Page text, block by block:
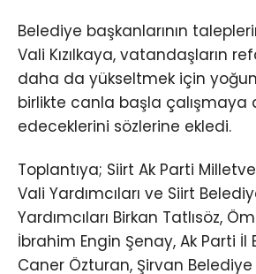
Belediye başkanlarının
Vali Kızılkaya, vatandaşların
daha da yükseltmek için
birlikte canla başla çalışmaya
edeceklerini sözlerine ekledi.
Toplantıya; Siirt Ak Parti
Vali Yardımcıları ve Siirt
Yardımcıları Birkan Tatlısöz,
İbrahim Engin Şenay, Ak Parti İl
Caner Özturan, Şirvan Belediye